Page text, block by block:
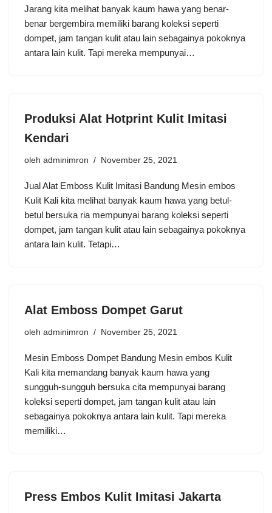
Jarang kita melihat banyak kaum hawa yang benar-
benar bergembira memiliki barang koleksi seperti
dompet, jam tangan kulit atau lain sebagainya pokoknya
antara lain kulit. Tapi mereka mempunyai…
Produksi Alat Hotprint Kulit Imitasi
Kendari
oleh adminimron November 25, 2021
Jual Alat Emboss Kulit Imitasi Bandung Mesin embos
Kulit Kali kita melihat banyak kaum hawa yang betul-
betul bersuka ria mempunyai barang koleksi seperti
dompet, jam tangan kulit atau lain sebagainya pokoknya
antara lain kulit. Tetapi…
Alat Emboss Dompet Garut
oleh adminimron November 25, 2021
Mesin Emboss Dompet Bandung Mesin embos Kulit
Kali kita memandang banyak kaum hawa yang
sungguh-sungguh bersuka cita mempunyai barang
koleksi seperti dompet, jam tangan kulit atau lain
sebagainya pokoknya antara lain kulit. Tapi mereka
memiliki…
Press Embos Kulit Imitasi Jakarta